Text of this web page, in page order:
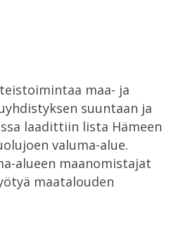
maa- ja
suuntaan ja
laadittiin lista Hämeen
valuma-alue.
alueen maanomistajat
maatalouden